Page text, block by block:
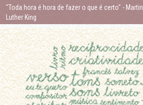
Skip
content
"Toda hora é hora de fazer o que é certo" - Martin
Luther King